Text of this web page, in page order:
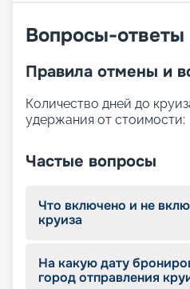
Вопросы-ответы
Правила отмены и
Количество дней до
удержания от стоимости:
Частые вопросы
Что включено и не
круиза
На какую дату
город отправления